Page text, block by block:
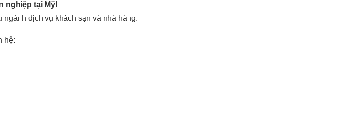
nghiệp tại Mỹ!
dịch vụ khách sạn và nhà hàng.
hệ: